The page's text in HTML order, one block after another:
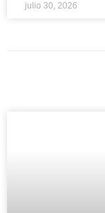
julio 30, 2026